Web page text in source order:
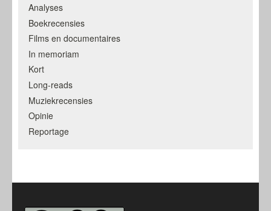
Analyses
Boekrecensies
Films en documentaires
In memoriam
Kort
Long-reads
Muziekrecensies
Opinie
Reportage